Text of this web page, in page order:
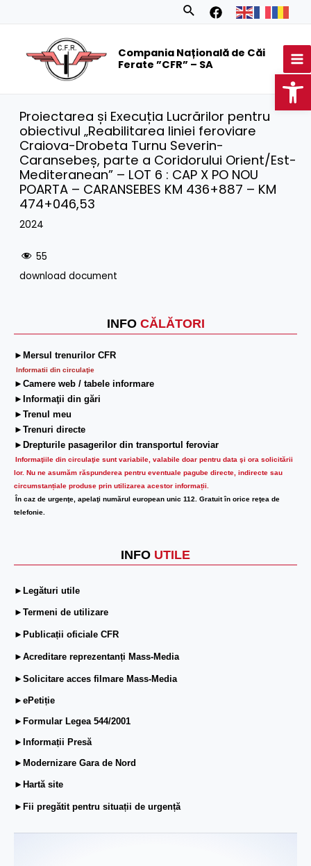
Search
Compania Națională de Căi
Ferate ”CFR” – SA
INFO CĂLĂTORI
►Mersul trenurilor CFR
Informatii din circulaţie
►Camere web / tabele informare
►Informaţii din gări
►Trenul meu
►Trenuri directe
►Drepturile pasagerilor din transportul feroviar
Informaţiile din circulaţie sunt variabile, valabile doar pentru data şi ora solicitării
lor. Nu ne asumăm răspunderea pentru eventuale pagube directe, indirecte sau
circumstanțiale produse prin utilizarea acestor informații.
În caz de urgenţe, apelaţi numărul european unic 112. Gratuit în orice reţea de
telefonie.
INFO UTILE
►Legături utile
►Termeni de utilizare
►Publicații oficiale CFR
►Acreditare reprezentanți Mass-Media
►Solicitare acces filmare Mass-Media
►ePetiție
►Formular Legea 544/2001
►Informații Presă
►Modernizare Gara de Nord
►Hartă site
►Fii pregătit pentru situații de urgență
Proiectarea și Execuția Lucrărilor pentru
obiectivul „Reabilitarea liniei feroviare
Craiova-Drobeta Turnu Severin-
Caransebeș, parte a Coridorului Orient/Est-
Mediteranean” – LOT 6 : CAP X PO NOU
POARTA – CARANSEBES KM 436+887 – KM
474+046,53
2024
55
download document